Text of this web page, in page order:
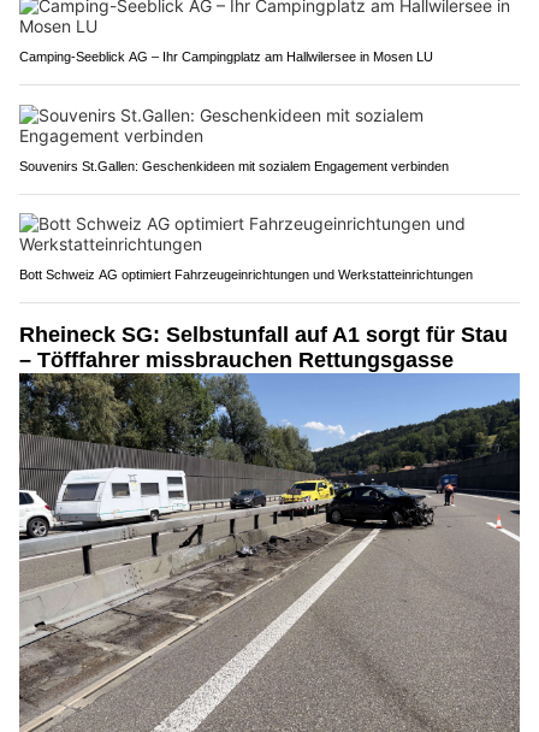
Camping-Seeblick AG – Ihr Campingplatz am Hallwilersee in Mosen LU
Souvenirs St.Gallen: Geschenkideen mit sozialem Engagement verbinden
Bott Schweiz AG optimiert Fahrzeugeinrichtungen und Werkstatteinrichtungen
Rheineck SG: Selbstunfall auf A1 sorgt für Stau
– Töfffahrer missbrauchen Rettungsgasse